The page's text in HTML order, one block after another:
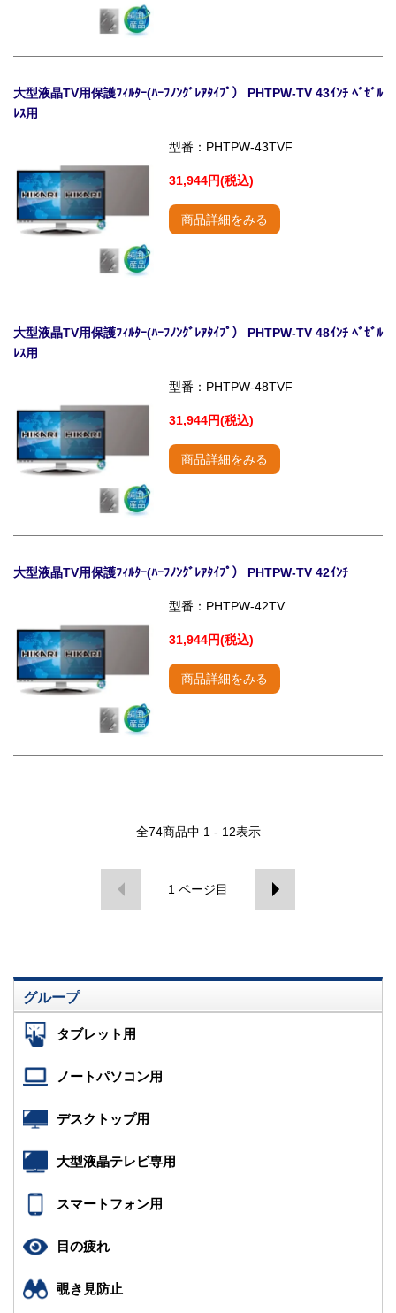
大型液晶TV用保護ﾌｨﾙﾀｰ(ﾊｰﾌﾉﾝｸﾞﾚｱﾀｲﾌﾟ） PHTPW-TV 43ｲﾝﾁ ﾍﾞｾﾞﾙ
ﾚｽ用
型番：PHTPW-43TVF
31,944円(税込)
商品詳細をみる
大型液晶TV用保護ﾌｨﾙﾀｰ(ﾊｰﾌﾉﾝｸﾞﾚｱﾀｲﾌﾟ） PHTPW-TV 48ｲﾝﾁ ﾍﾞｾﾞﾙ
ﾚｽ用
型番：PHTPW-48TVF
31,944円(税込)
商品詳細をみる
大型液晶TV用保護ﾌｨﾙﾀｰ(ﾊｰﾌﾉﾝｸﾞﾚｱﾀｲﾌﾟ） PHTPW-TV 42ｲﾝﾁ
型番：PHTPW-42TV
31,944円(税込)
商品詳細をみる
全74商品中 1 - 12表示
1 ページ目
グループ
タブレット用
ノートパソコン用
デスクトップ用
大型液晶テレビ専用
スマートフォン用
目の疲れ
覗き見防止